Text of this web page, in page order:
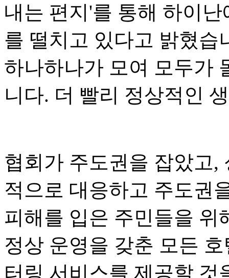
내는 편지'를 통해 하이
를 떨치고 있다고 밝혔습
하나하나가 모여 모두가
니다. 더 빨리 정상적인
협회가 주도권을 잡았고,
적으로 대응하고 주도권
피해를 입은 주민들을 위
정상 운영을 갖춘 모든
터링 서비스를 제공할 것